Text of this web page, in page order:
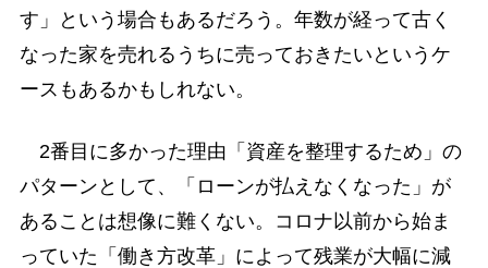
す」という場合もあるだろう。年数が経って古く
なった家を売れるうちに売っておきたいというケ
ースもあるかもしれない。
2番目に多かった理由「資産を整理するため」の
パターンとして、「ローンが払えなくなった」が
あることは想像に難くない。コロナ以前から始ま
っていた「働き方改革」によって残業が大幅に減